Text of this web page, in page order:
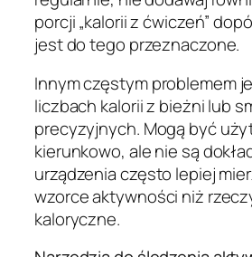
porcji „kalorii z ćwiczeń”
jest do tego przeznaczone.
Innym częstym problemem
liczbach kalorii z bieżni lub
precyzyjnych. Mogą być
kierunkowo, ale nie są
urządzenia często lepiej
wzorce aktywności niż
kaloryczne.